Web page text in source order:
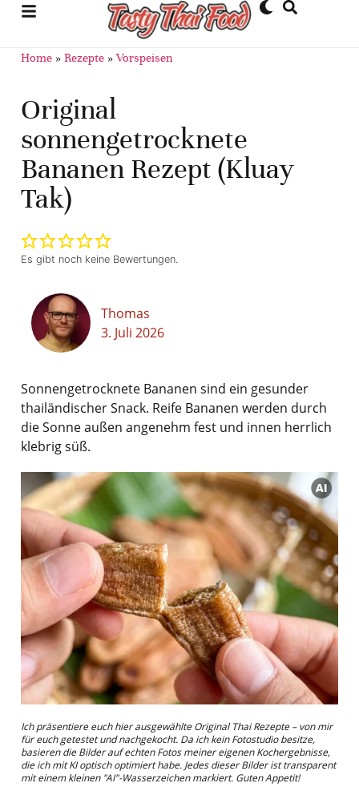
Home» Rezepte» Vorspeisen
Original
sonnengetrocknete
Bananen Rezept (Kluay
Tak)
Es gibt noch keine Bewertungen.
Thomas
3. Juli 2026
Sonnengetrocknete Bananen sind ein gesunder
thailändischer Snack. Reife Bananen werden durch
die Sonne außen angenehm fest und innen herrlich
klebrig süß.
Ich präsentiere euch hier ausgewählte Original Thai Rezepte – von mir
für euch getestet und nachgekocht. Da ich kein Fotostudio besitze,
basieren die Bilder auf echten Fotos meiner eigenen Kochergebnisse,
die ich mit KI optisch optimiert habe. Jedes dieser Bilder ist transparent
mit einem kleinen "AI"-Wasserzeichen markiert. Guten Appetit!